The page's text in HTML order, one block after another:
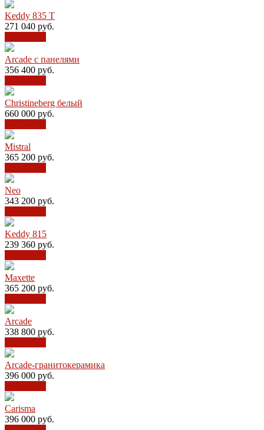
Keddy 835 T
271 040 руб.
Arcade с панелями
356 400 руб.
Christineberg белый
660 000 руб.
Mistral
365 200 руб.
Neo
343 200 руб.
Keddy 815
239 360 руб.
Maxette
365 200 руб.
Arcade
338 800 руб.
Arcade-гранитокерамика
396 000 руб.
Carisma
396 000 руб.